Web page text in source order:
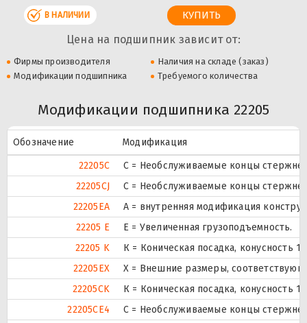
В НАЛИЧИИ
Цена на подшипник зависит от:
Фирмы производителя
Наличия на складе (заказ)
Модификации подшипника
Требуемого количества
Модификации подшипника 22205
Обозначение
Модификация
22205C
С = Необслуживаемые концы
22205CJ
С = Необслуживаемые концы
22205EA
A = внутренняя модификация
22205 E
Е = Увеличенная грузоподъемность.
22205 K
К = Коническая посадка, конусность
22205EX
X = Внешние размеры,
22205CK
К = Коническая посадка, конусность
22205CE4
С = Необслуживаемые концы